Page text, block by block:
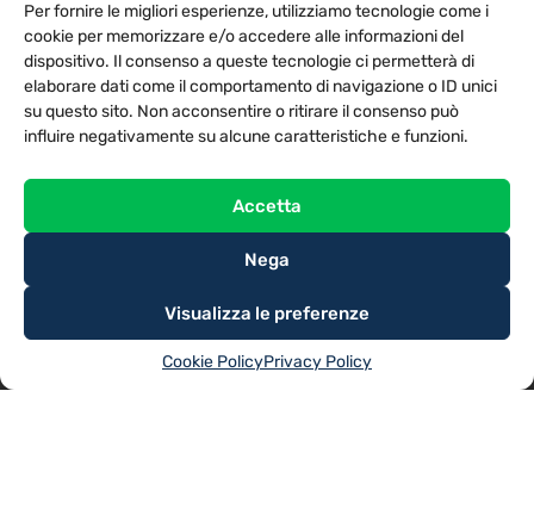
Per fornire le migliori esperienze, utilizziamo tecnologie come i
cookie per memorizzare e/o accedere alle informazioni del
dispositivo. Il consenso a queste tecnologie ci permetterà di
elaborare dati come il comportamento di navigazione o ID unici
su questo sito. Non acconsentire o ritirare il consenso può
influire negativamente su alcune caratteristiche e funzioni.
Accetta
Nega
Visualizza le preferenze
Cookie PolicyPrivacy Policy
NOTE LEGALI
CONTATTACI PREFERENZE
TV LIBERA S.P.A.
Via Monteleonese 95/21 – 51100 Pistoia (PT)
Tel. 0573.9136 / Fax 0573.913615